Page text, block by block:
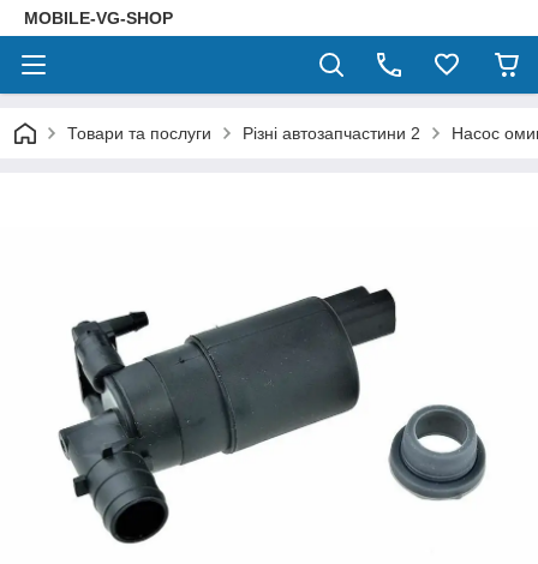
MOBILE-VG-SHOP
Товари та послуги Різні автозапчастини 2 Насос